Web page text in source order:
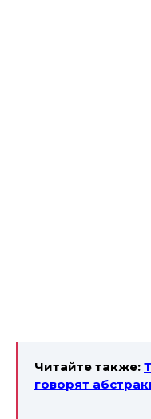
Читайте также:
говорят